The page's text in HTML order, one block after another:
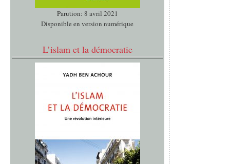
Parution: 8 avril 2021
Disponible en version numérique
L’islam et la démocratie